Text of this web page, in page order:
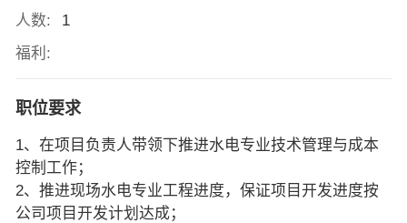
人数:
1
福利:
职位要求
1、在项目负责人带领下推进水电专业技术管理与成本
控制工作；
2、推进现场水电专业工程进度，保证项目开发进度按
公司项目开发计划达成；